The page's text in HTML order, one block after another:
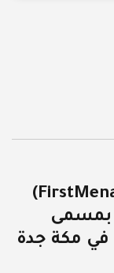
شركة (FirstMena Recruitment Agency)
بمسمى
في مكة جدة